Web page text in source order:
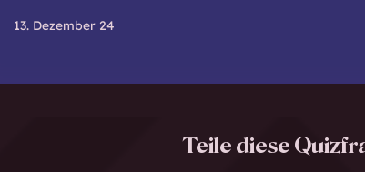
13. Dezember 24
Teile diese